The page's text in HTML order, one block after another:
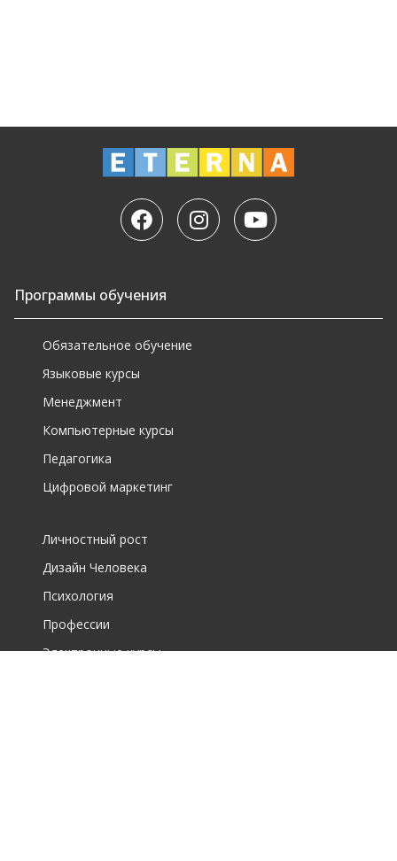
Программы обучения
Обязательное обучение
Языковые курсы
Менеджмент
Компьютерные курсы
Педагогика
Цифровой маркетинг
Личностный рост
Дизайн Человека
Психология
Профессии
Электронные курсы